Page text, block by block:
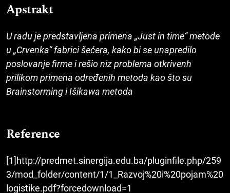
Apstrakt
U radu je predstavljena primena „Just in time“ metode
u „Crvenka“ fabrici šećera, kako bi se unapredilo
poslovanje firme i rešio niz problema otkrivenh
prilikom primena određenih metoda kao što su
Brainstorming i Išikawa metoda
Reference
[1]http://predmet.sinergija.edu.ba/pluginfile.php/259
3/mod_folder/content/1/1_Razvoj%20i%20pojam%20
logistike.pdf?forcedownload=1